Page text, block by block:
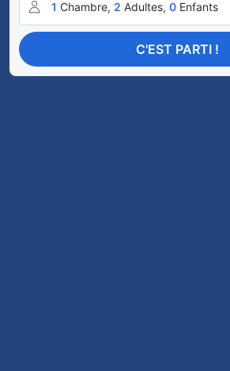
1 Chambre, 2 Adultes, 0 Enfants
C'EST PARTI !